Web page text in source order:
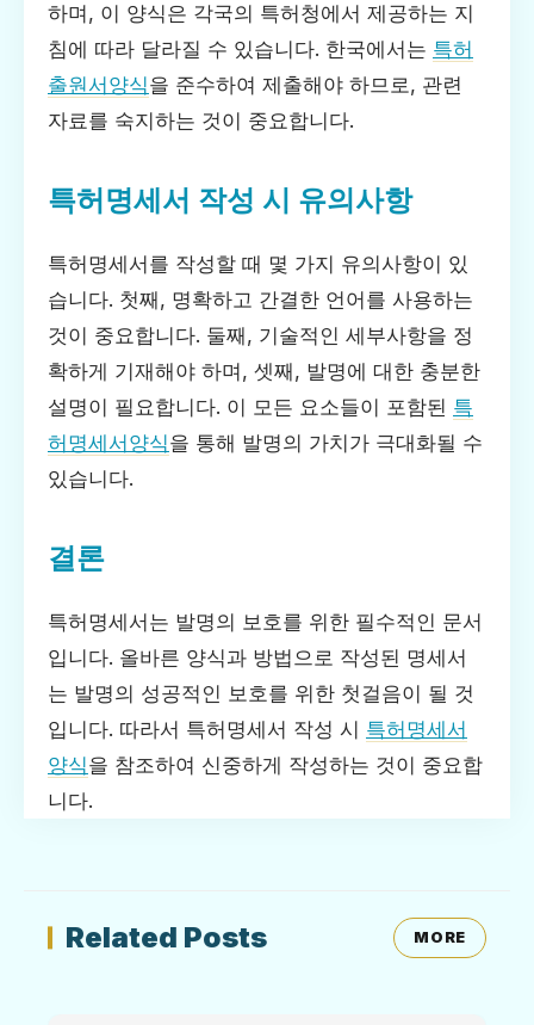
하며, 이 양식은 각국의 특허청에서 제공하는 지
침에 따라 달라질 수 있습니다. 한국에서는 특허
출원서양식을 준수하여 제출해야 하므로, 관련
자료를 숙지하는 것이 중요합니다.
특허명세서 작성 시 유의사항
특허명세서를 작성할 때 몇 가지 유의사항이 있
습니다. 첫째, 명확하고 간결한 언어를 사용하는
것이 중요합니다. 둘째, 기술적인 세부사항을 정
확하게 기재해야 하며, 셋째, 발명에 대한 충분한
설명이 필요합니다. 이 모든 요소들이 포함된 특
허명세서양식을 통해 발명의 가치가 극대화될 수
있습니다.
결론
특허명세서는 발명의 보호를 위한 필수적인 문서
입니다. 올바른 양식과 방법으로 작성된 명세서
는 발명의 성공적인 보호를 위한 첫걸음이 될 것
입니다. 따라서 특허명세서 작성 시 특허명세서
양식을 참조하여 신중하게 작성하는 것이 중요합
니다.
Related Posts MORE